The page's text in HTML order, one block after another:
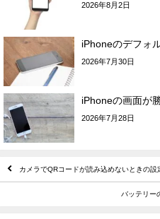
2026年8月2日
iPhoneのデフォ
2026年7月30日
iPhoneの画面が
2026年7月28日
カメラでQRコードが読み込めないときの設
バッテリー